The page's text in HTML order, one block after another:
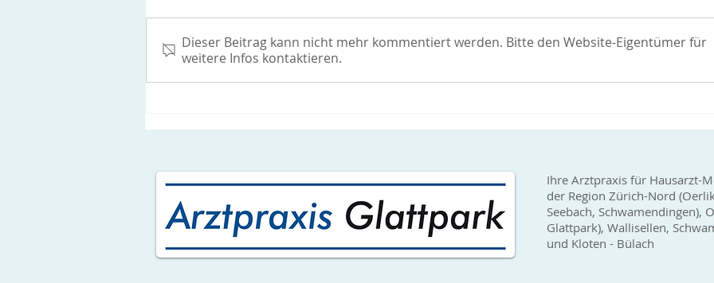
Gynäkologie: geschlossen
Montag 27.12.2021 und
Dienstag 28.12.2021:
wieder Erstimpfungen sowie
bei
Dieser Beitrag kann nicht mehr kommentiert werden. Bitte den Website-Eigentümer für
weitere Infos kontaktieren.
Ihre Arztpraxis für Hausarzt-
der Region Zürich-Nord
Seebach, Schwamendingen),
Glattpark), Wallisellen,
und Kloten - Bülach